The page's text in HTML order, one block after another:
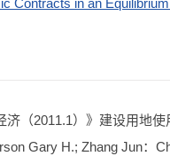
Contracts in an
（2011.1）》建设用地
Gary H.; Zhang Jun：